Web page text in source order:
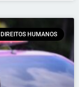
DIREITOS HUMANOS